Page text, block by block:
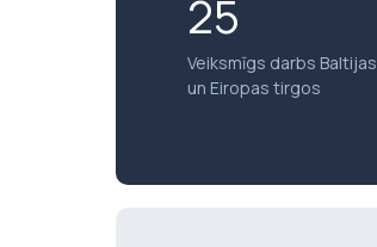
25
Veiksmīgs darbs Baltijas
un Eiropas tirgos